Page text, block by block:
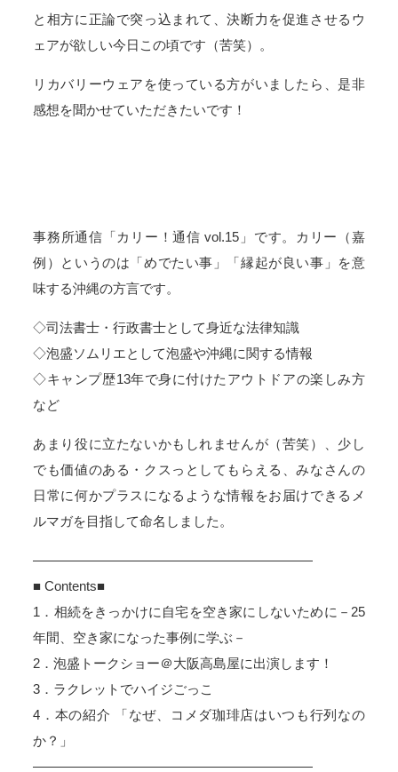
と相方に正論で突っ込まれて、決断力を促進させるウ
ェアが欲しい今日この頃です（苦笑）。
リカバリーウェアを使っている方がいましたら、是非
感想を聞かせていただきたいです！
事務所通信「カリー！通信 vol.15」です。カリー（嘉
例）というのは「めでたい事」「縁起が良い事」を意
味する沖縄の方言です。
◇司法書士・行政書士として身近な法律知識
◇泡盛ソムリエとして泡盛や沖縄に関する情報
◇キャンプ歴13年で身に付けたアウトドアの楽しみ方
など
あまり役に立たないかもしれませんが（苦笑）、少し
でも価値のある・クスっとしてもらえる、みなさんの
日常に何かプラスになるような情報をお届けできるメ
ルマガを目指して命名しました。
―――――――――――――――――――――
■ Contents■
1．相続をきっかけに自宅を空き家にしないために－25
年間、空き家になった事例に学ぶ－
2．泡盛トークショー＠大阪高島屋に出演します！
3．ラクレットでハイジごっこ
4．本の紹介 「なぜ、コメダ珈琲店はいつも行列なの
か？」
―――――――――――――――――――――